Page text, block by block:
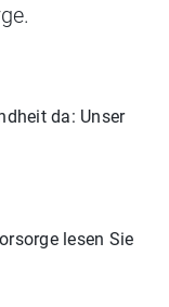
da: Unser
lesen Sie